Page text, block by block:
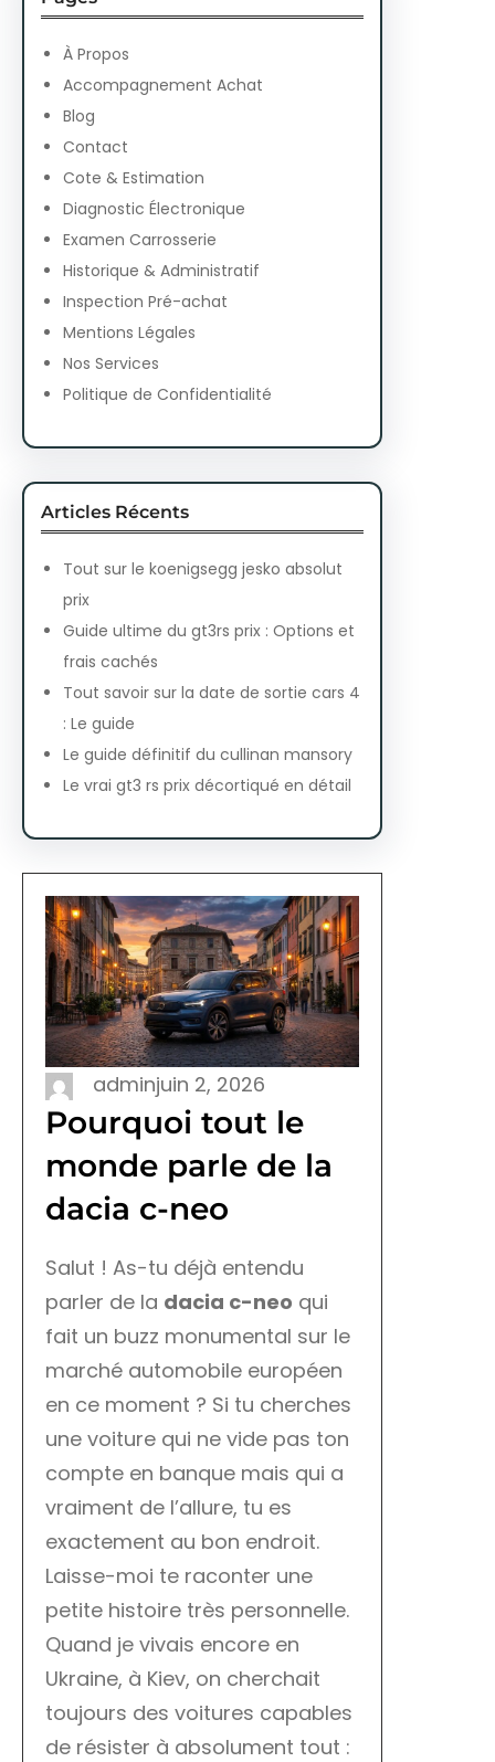
c
h À Propos
Accompagnement Achat
Blog
Contact
Cote & Estimation
Diagnostic Électronique
Examen Carrosserie
Historique & Administratif
Inspection Pré-achat
Mentions Légales
Nos Services
Politique de Confidentialité
Articles Récents
Tout sur le koenigsegg jesko absolut
prix
Guide ultime du gt3rs prix : Options et
frais cachés
Tout savoir sur la date de sortie cars 4
: Le guide
Le guide définitif du cullinan mansory
Le vrai gt3 rs prix décortiqué en détail
adminjuin 2, 2026
Pourquoi tout le
monde parle de la
dacia c-neo
Salut ! As-tu déjà entendu
parler de la dacia c-neo qui
fait un buzz monumental sur le
marché automobile européen
en ce moment ? Si tu cherches
une voiture qui ne vide pas ton
compte en banque mais qui a
vraiment de l’allure, tu es
exactement au bon endroit.
Laisse-moi te raconter une
petite histoire très personnelle.
Quand je vivais encore en
Ukraine, à Kiev, on cherchait
toujours des voitures capables
de résister à absolument tout :